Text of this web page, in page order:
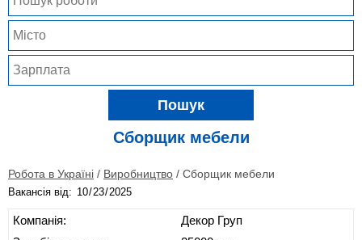
Пошук
Сборщик мебели
Робота в Україні / Виробництво / Сборщик мебели
Вакансія від:
Компанія:
Декор Груп